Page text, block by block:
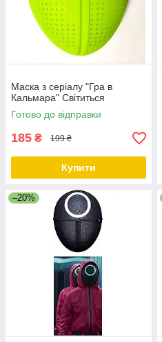
Маска з серіалу "Гра в
Кальмара" Світиться
Готово до відправки
185 ₴ 199 ₴
Купити
–20%